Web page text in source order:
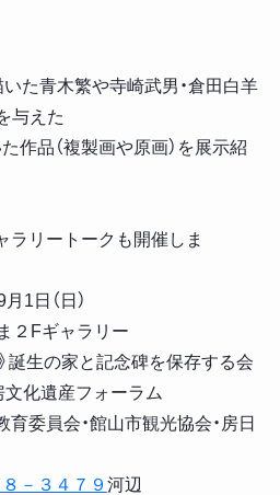
いた青木繁や寺崎武男・倉田白羊
与えた
作品（複製画や原画）を展示紹
ラリートークも開催しま
1日（日）
２Fギャラリー
誕生の家と記念碑を保存する会
産フォーラム
育委員会・館山市観光協会・房日
－３４７９ 河辺